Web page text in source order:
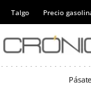
Talgo Precio